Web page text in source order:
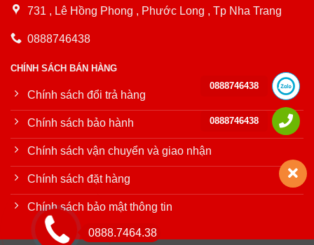
731 , Lê Hồng Phong , Phước Long , Tp Nha Trang
0888746438
CHÍNH SÁCH BÁN HÀNG
Chính sách đổi trả hàng
Chính sách bảo hành
Chính sách vận chuyển và giao nhận
Chính sách đặt hàng
Chính sách bảo mật thông tin
0888.7464.38
0888746438
0888746438